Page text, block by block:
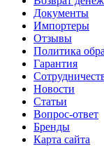
Документы
Импортеры
Отзывы
Политика
Гарантия
Новости
Статьи
Вопрос-ответ
Бренды
Карта сайта